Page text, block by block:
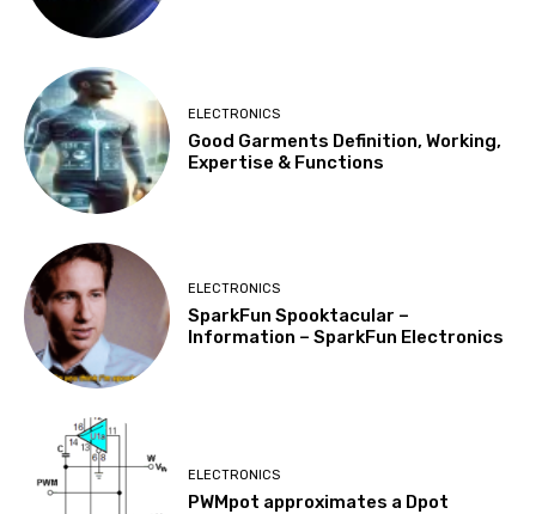
ELECTRONICS
Good Garments Definition, Working,
Expertise & Functions
ELECTRONICS
SparkFun Spooktacular –
Information – SparkFun Electronics
ELECTRONICS
PWMpot approximates a Dpot